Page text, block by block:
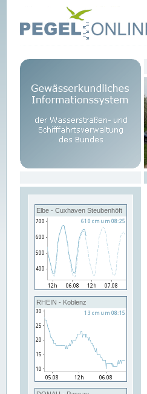
Elbe - Cuxhaven Steubenhöft
RHEIN - Koblenz